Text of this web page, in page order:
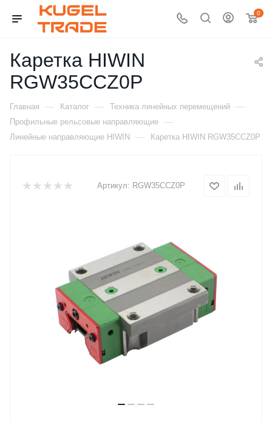
0
Каретка HIWIN
RGW35CCZ0P
Главная — Каталог — Техника линейных перемещений —
Профильные рельсовые направляющие —
Линейные направляющие HIWIN — Каретка HIWIN RGW35CCZ0P
Артикул: RGW35CCZ0P